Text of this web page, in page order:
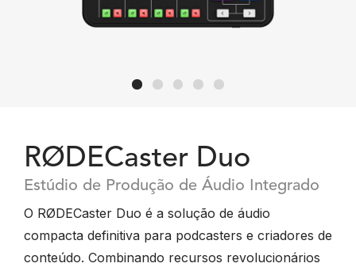
RØDECaster Duo
Estúdio de Produção de Áudio Integrado
O RØDECaster Duo é a solução de áudio
compacta definitiva para podcasters e criadores de
conteúdo. Combinando recursos revolucionários